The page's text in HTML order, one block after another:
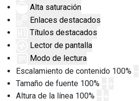
Alta saturación
Enlaces destacados
Títulos destacados
Lector de pantalla
Modo de lectura
Escalamiento de contenido 100%
Tamaño de fuente 100%
Altura de la línea 100%